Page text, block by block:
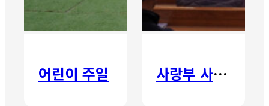
어린이 주일 사랑부 사랑주일